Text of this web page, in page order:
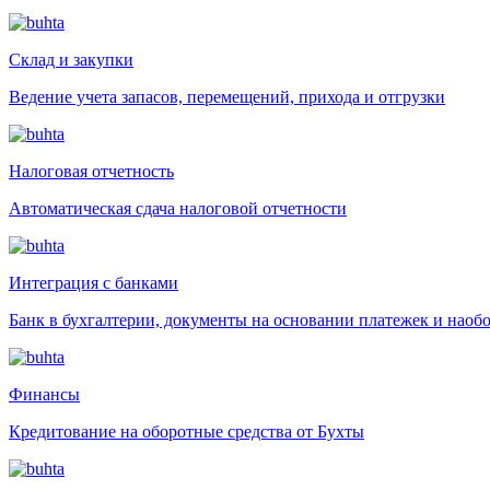
Склад и закупки
Ведение учета запасов, перемещений, прихода и отгрузки
Налоговая отчетность
Автоматическая сдача налоговой отчетности
Интеграция с банками
Банк в бухгалтерии, документы на основании платежек и
Финансы
Кредитование на оборотные средства от Бухты